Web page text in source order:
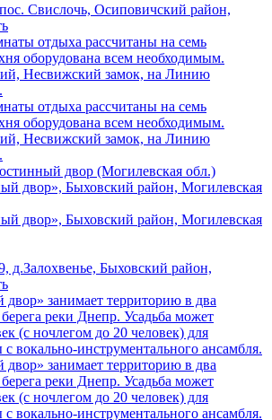
Свислочь, Осиповичский район,
отдыха рассчитаны на семь
оборудована всем необходимым.
Несвижский замок, на Линию
отдыха рассчитаны на семь
оборудована всем необходимым.
Несвижский замок, на Линию
двор (Могилевская обл.)
д.Залохвенье, Быховский район,
двор» занимает территорию в два
берега реки Днепр. Усадьба может
(с ночлегом до 20 человек) для
вокально-инструментального ансамбля.
двор» занимает территорию в два
берега реки Днепр. Усадьба может
(с ночлегом до 20 человек) для
вокально-инструментального ансамбля.